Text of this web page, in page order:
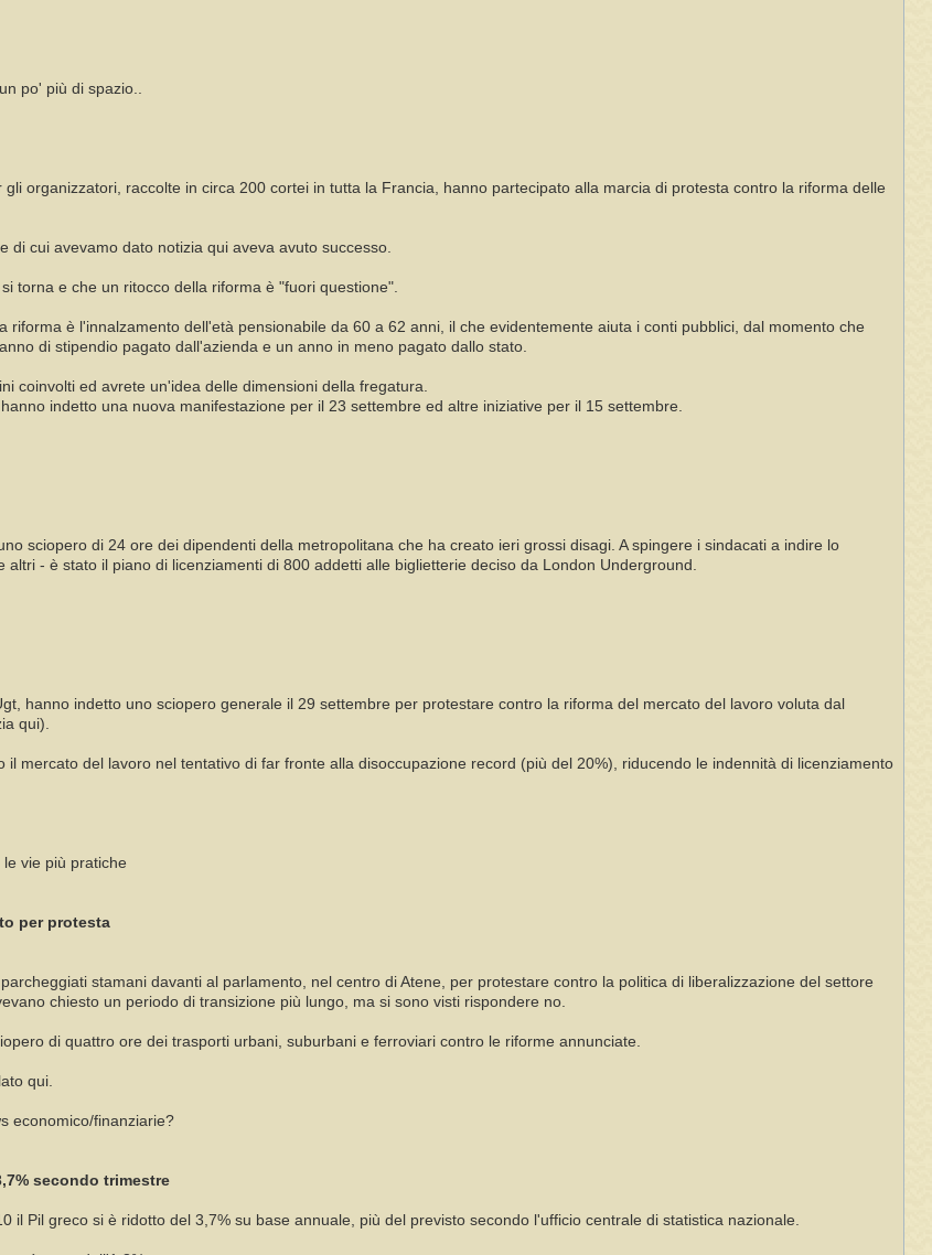
po' più di spazio..
organizzatori, raccolte in circa 200 cortei in tutta la Francia, hanno partecipato alla marcia di protesta contro la riforma delle
di cui avevamo dato notizia qui aveva avuto successo.
torna e che un ritocco della riforma è "fuori questione".
riforma è l'innalzamento dell'età pensionabile da 60 a 62 anni, il che evidentemente aiuta i conti pubblici, dal momento che
di stipendio pagato dall'azienda e un anno in meno pagato dallo stato.
coinvolti ed avrete un'idea delle dimensioni della fregatura.
indetto una nuova manifestazione per il 23 settembre ed altre iniziative per il 15 settembre.
sciopero di 24 ore dei dipendenti della metropolitana che ha creato ieri grossi disagi. A spingere i sindacati a indire lo
- è stato il piano di licenziamenti di 800 addetti alle biglietterie deciso da London Underground.
hanno indetto uno sciopero generale il 29 settembre per protestare contro la riforma del mercato del lavoro voluta dal
qui).
il mercato del lavoro nel tentativo di far fronte alla disoccupazione record (più del 20%), riducendo le indennità di licenziamento
vie più pratiche
per protesta
stamani davanti al parlamento, nel centro di Atene, per protestare contro la politica di liberalizzazione del settore
chiesto un periodo di transizione più lungo, ma si sono visti rispondere no.
di quattro ore dei trasporti urbani, suburbani e ferroviari contro le riforme annunciate.
qui.
economico/finanziarie?
secondo trimestre
il Pil greco si è ridotto del 3,7% su base annuale, più del previsto secondo l'ufficio centrale di statistica nazionale.